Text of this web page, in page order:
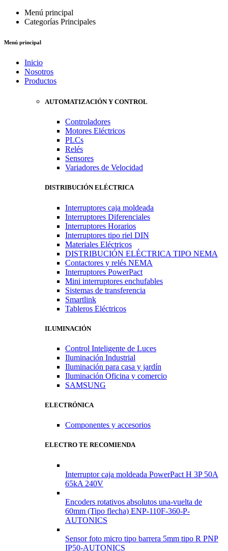
Menú principal
Categorías Principales
Menú principal
Inicio
Nosotros
Productos
AUTOMATIZACIÓN Y CONTROL
Controladores
Motores Eléctricos
PLCs
Relés
Sensores
Variadores de Velocidad
DISTRIBUCIÓN ELÉCTRICA
Interruptores caja moldeada
Interruptores Diferenciales
Interruptores Horarios
Interruptores tipo riel DIN
Materiales Eléctricos
DISTRIBUCIÓN ELÉCTRICA TIPO NEMA
Contactores y relés NEMA
Interruptores PowerPact
Mini interruptores enchufables
Sistemas de transferencia
Smartlink
Tableros Eléctricos
ILUMINACIÓN
Control Inteligente de Luces
Iluminación Industrial
Iluminación para casa y jardín
Iluminación Oficina y comercio
SAMSUNG
ELECTRÓNICA
Componentes y accesorios
ELECTRO TE RECOMIENDA
Interruptor caja moldeada PowerPact H 3P 50A
65kA 240V
Encoders rotativos absolutos una-vuelta de
60mm (Tipo flecha) ENP-110F-360-P-
AUTONICS
Sensor foto micro tipo barrera 5mm tipo R PNP
IP50-AUTONICS